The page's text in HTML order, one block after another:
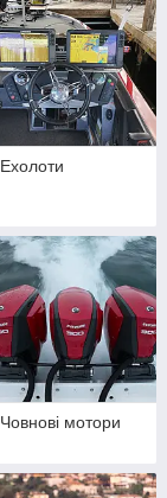
Ехолоти
Човнові мотори